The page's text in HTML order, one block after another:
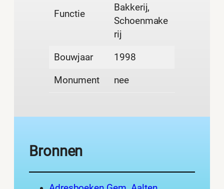
Functie
Bakkerij,
Schoenmake
rij
Bouwjaar 1998
Monument nee
Bronnen